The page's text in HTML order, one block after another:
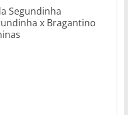
Segundinha
x Bragantino